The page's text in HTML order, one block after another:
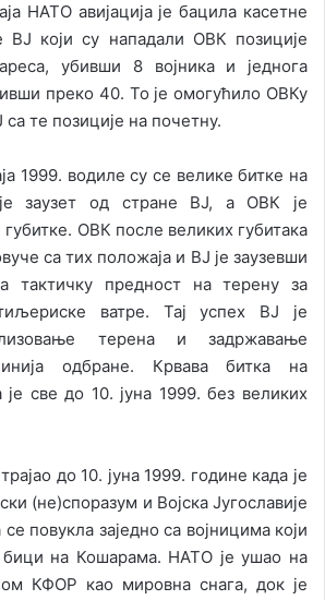
НАТО авијација је бацила касетне
ВЈ који су нападали ОВК позиције
убивши 8 војника и једнога
преко 40. То је омогућило ОВКу
са те позиције на почетну.
1999. водиле су се велике битке на
заузет од стране ВЈ, а ОВК је
ОВК после великих губитака
са тих положаја и ВЈ је заузевши
тактичку предност на терену за
ватре. Тај успех ВЈ је
терена и задржавање
одбране. Крвава битка на
је све до 10. јуна 1999. без великих
до 10. јуна 1999. године када је
(не)споразум и Војска Југославије
повукла заједно са војницима који
бици на Кошарама. НАТО је ушао на
КФОР као мировна снага, док је